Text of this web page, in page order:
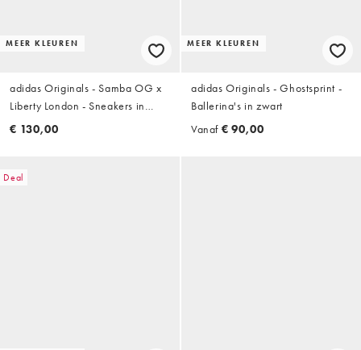
MEER KLEUREN
adidas Originals - Samba OG x
Liberty London - Sneakers in
kastanjebruin en olijfgroen
€ 130,00
MEER KLEUREN
adidas Originals - Ghostsprint -
Ballerina's in zwart
Vanaf € 90,00
Deal